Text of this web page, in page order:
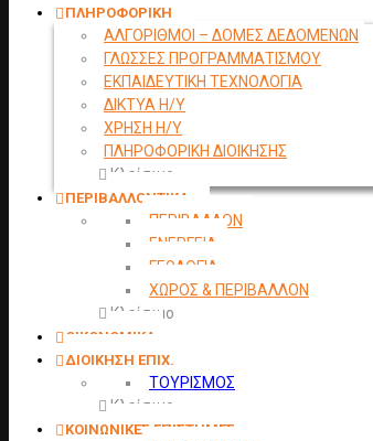
ΠΛΗΡΟΦΟΡΙΚΗ
ΑΛΓΟΡΙΘΜΟΙ – ΔΟΜΕΣ ΔΕΔΟΜΕΝΩΝ
ΓΛΩΣΣΕΣ ΠΡΟΓΡΑΜΜΑΤΙΣΜΟΥ
ΕΚΠΑΙΔΕΥΤΙΚΗ ΤΕΧΝΟΛΟΓΙΑ
ΔΙΚΤΥΑ Η/Υ
ΧΡΗΣΗ Η/Υ
ΠΛΗΡΟΦΟΡΙΚΗ ΔΙΟΙΚΗΣΗΣ
Κλείσιμο
ΠΕΡΙΒΑΛΛΟΝΤΙΚΑ
ΠΕΡΙΒΑΛΛΟΝ
ΕΝΕΡΓΕΙΑ
ΓΕΩΛΟΓΙΑ
ΧΩΡΟΣ & ΠΕΡΙΒΑΛΛΟΝ
Κλείσιμο
ΟΙΚΟΝΟΜΙΚΑ
ΔΙΟΙΚΗΣΗ ΕΠΙΧ.
ΤΟΥΡΙΣΜΟΣ
Κλείσιμο
ΚΟΙΝΩΝΙΚΕΣ ΕΠΙΣΤΗΜΕΣ